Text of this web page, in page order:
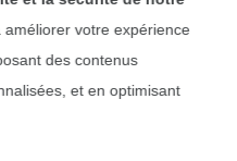
améliorer votre expérience
des contenus
et en optimisant